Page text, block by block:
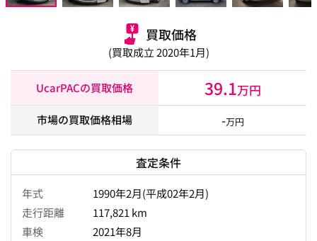
買取価格
(買取成立 2020年1月)
UcarPACの買取価格 39.1万円
市場の買取価格相場 -万円
査定条件
年式
1990年2月(平成02年2月)
走行距離
117,821 km
車検
2021年8月